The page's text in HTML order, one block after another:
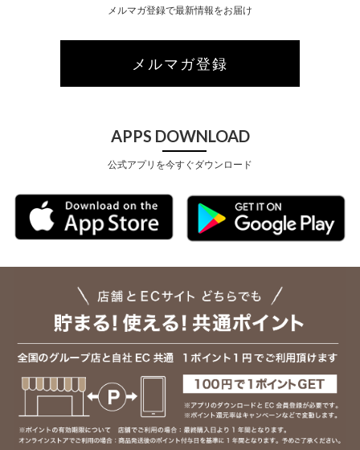
メルマガ登録で最新情報をお届け
メルマガ登録
APPS DOWNLOAD
公式アプリを今すぐダウンロード